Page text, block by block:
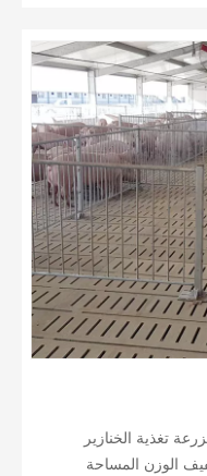
تغذية الخنازير
الوزن المساحة